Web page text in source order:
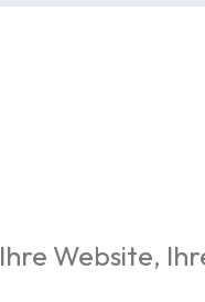
Ihre Website,